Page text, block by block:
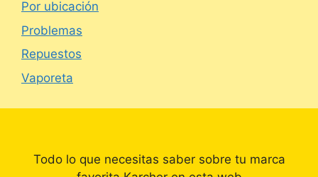
Por ubicación
Problemas
Repuestos
Vaporeta
Todo lo que necesitas saber sobre tu marca